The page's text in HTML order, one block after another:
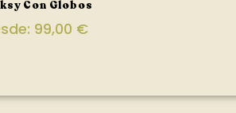
Con Globos
99,00 €